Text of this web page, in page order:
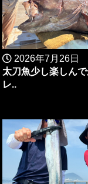
2026年7月26日
太刀魚少し楽しん
レ..